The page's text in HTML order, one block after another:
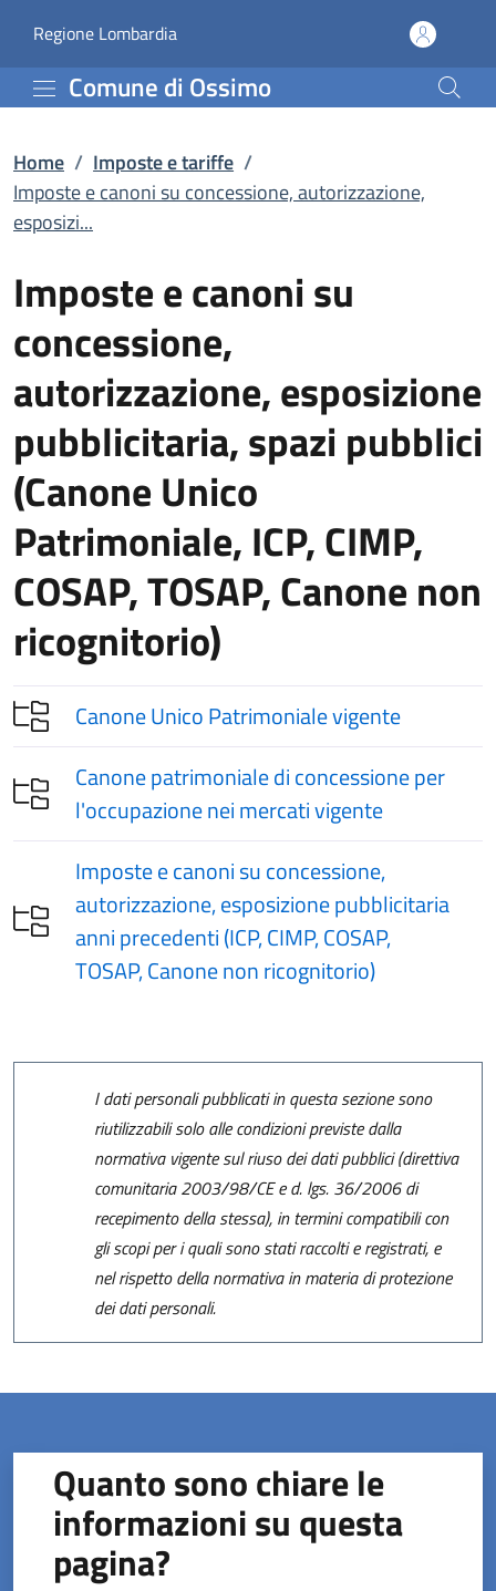
Imposte e canoni su
Regione Lombardia(apre in un'altra scheda).
Comune di Ossimo
Home / Imposte e tariffe /
Imposte e canoni su concessione, autorizzazione,
esposizi...
Imposte e canoni su
concessione,
autorizzazione, esposizione
pubblicitaria, spazi pubblici
(Canone Unico
Patrimoniale, ICP, CIMP,
COSAP, TOSAP, Canone non
ricognitorio)
Canone Unico Patrimoniale vigente
Canone patrimoniale di concessione per
l'occupazione nei mercati vigente
Imposte e canoni su concessione,
autorizzazione, esposizione pubblicitaria
anni precedenti (ICP, CIMP, COSAP,
TOSAP, Canone non ricognitorio)
I dati personali pubblicati in questa sezione sono
riutilizzabili solo alle condizioni previste dalla
normativa vigente sul riuso dei dati pubblici (direttiva
comunitaria 2003/98/CE e d. lgs. 36/2006 di
recepimento della stessa), in termini compatibili con
gli scopi per i quali sono stati raccolti e registrati, e
nel rispetto della normativa in materia di protezione
dei dati personali.
Quanto sono chiare le
informazioni su questa
pagina?